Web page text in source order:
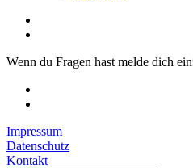
Wenn du Fragen hast melde dich
Impressum
Datenschutz
Kontakt